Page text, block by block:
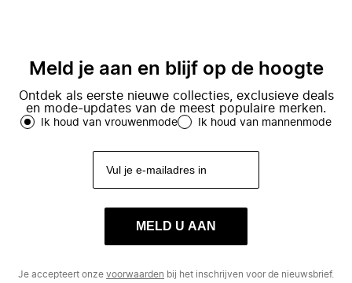
Meld je aan en blijf op de hoogte
Ontdek als eerste nieuwe collecties, exclusieve deals
en mode-updates van de meest populaire merken.
Ik houd van vrouwenmode Ik houd van mannenmode
MELD U AAN
Je accepteert onze voorwaarden bij het inschrijven voor de nieuwsbrief.